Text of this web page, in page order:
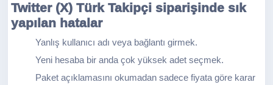
Twitter (X) Türk Takipçi siparişinde sık
yapılan hatalar
Yanlış kullanıcı adı veya bağlantı girmek.
Yeni hesaba bir anda çok yüksek adet seçmek.
Paket açıklamasını okumadan sadece fiyata göre karar